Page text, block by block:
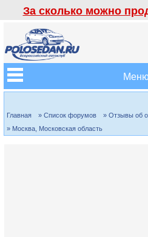
За сколько можно
Главная » Список форумов
» Отзывы об
» Москва, Московская область